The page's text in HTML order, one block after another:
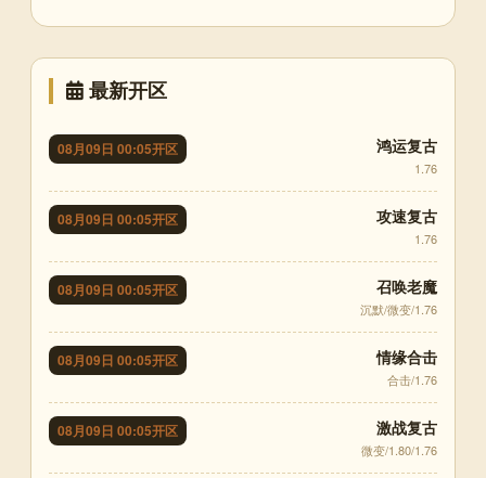
最新开区
08月09日 00:05开区 鸿运复古
1.76
08月09日 00:05开区 攻速复古
1.76
08月09日 00:05开区 召唤老魔
沉默/微变/1.76
08月09日 00:05开区 情缘合击
合击/1.76
08月09日 00:05开区 激战复古
微变/1.80/1.76